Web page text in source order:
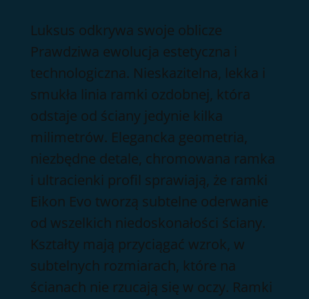
treści
Luksus odkrywa swoje oblicze
Prawdziwa ewolucja estetyczna i
technologiczna. Nieskazitelna, lekka i
smukła linia ramki ozdobnej, która
odstaje od ściany jedynie kilka
milimetrów. Elegancka geometria,
niezbędne detale, chromowana ramka
i ultracienki profil sprawiają, że ramki
Eikon Evo tworzą subtelne oderwanie
od wszelkich niedoskonałości ściany.
Kształty mają przyciągać wzrok, w
subtelnych rozmiarach, które na
ścianach nie rzucają się w oczy. Ramki